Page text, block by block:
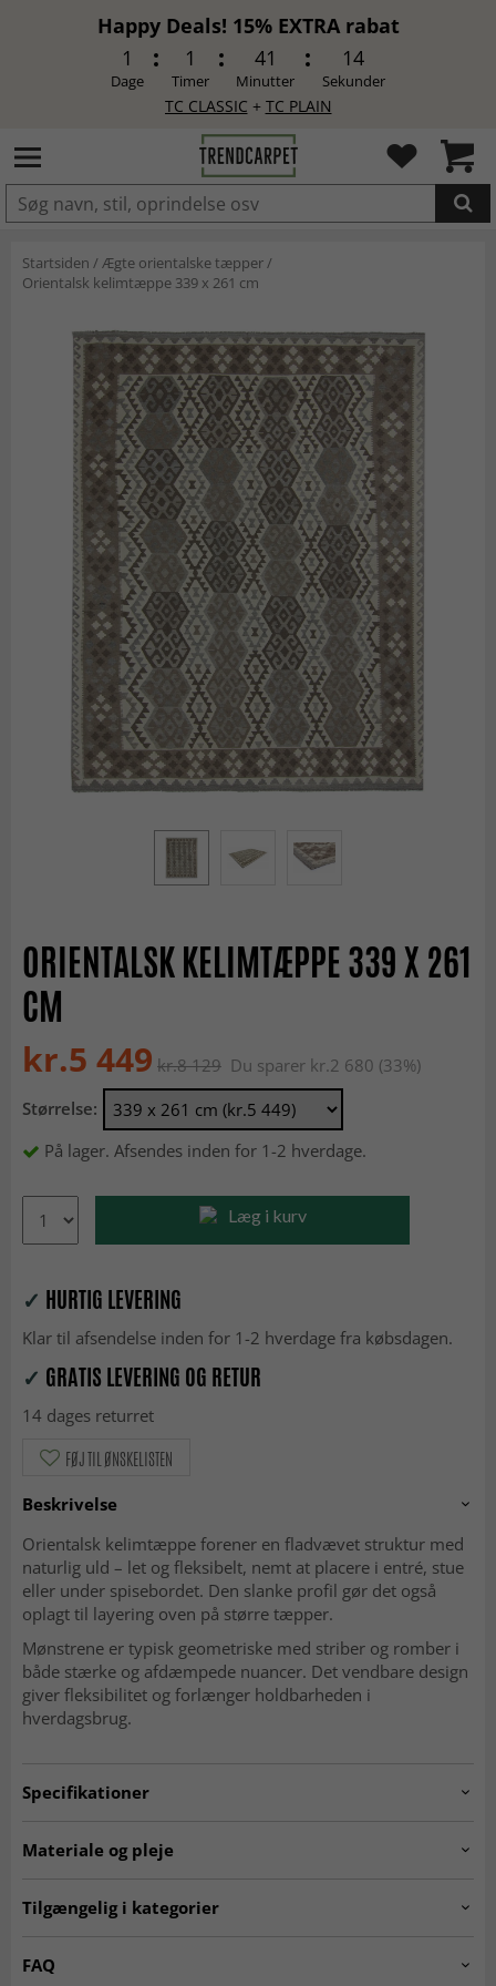
Happy Deals! 15% EXTRA rabat
1
Dage
1
Timer
41
Minutter
13
Sekunder
TC CLASSIC + TC PLAIN
LAGT I INDKØBSKURVEN.
Startsiden /Ægte orientalske tæpper/
Orientalsk kelimtæppe 339 x 261 cm
ORIENTALSK KELIMTÆPPE 339 X 261
CM
kr.5 449 kr.8 129 Du sparer kr.2 680 (33%)
Størrelse:
På lager. Afsendes inden for 1-2 hverdage.
Læg i kurv
✓ HURTIG LEVERING
Klar til afsendelse inden for 1-2 hverdage fra købsdagen.
✓ GRATIS LEVERING OG RETUR
14 dages returret
FØJ TIL ØNSKELISTEN
Beskrivelse
Orientalsk kelimtæppe forener en fladvævet struktur med
naturlig uld – let og fleksibelt, nemt at placere i entré, stue
eller under spisebordet. Den slanke profil gør det også
oplagt til layering oven på større tæpper.
Mønstrene er typisk geometriske med striber og romber i
både stærke og afdæmpede nuancer. Det vendbare design
giver fleksibilitet og forlænger holdbarheden i
hverdagsbrug.
Specifikationer
Vævning
Materiale og pleje
Materiale
Uld
Tilgængelig i kategorier
FAQ